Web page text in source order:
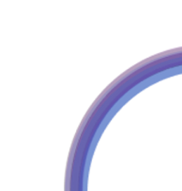
Pasaport